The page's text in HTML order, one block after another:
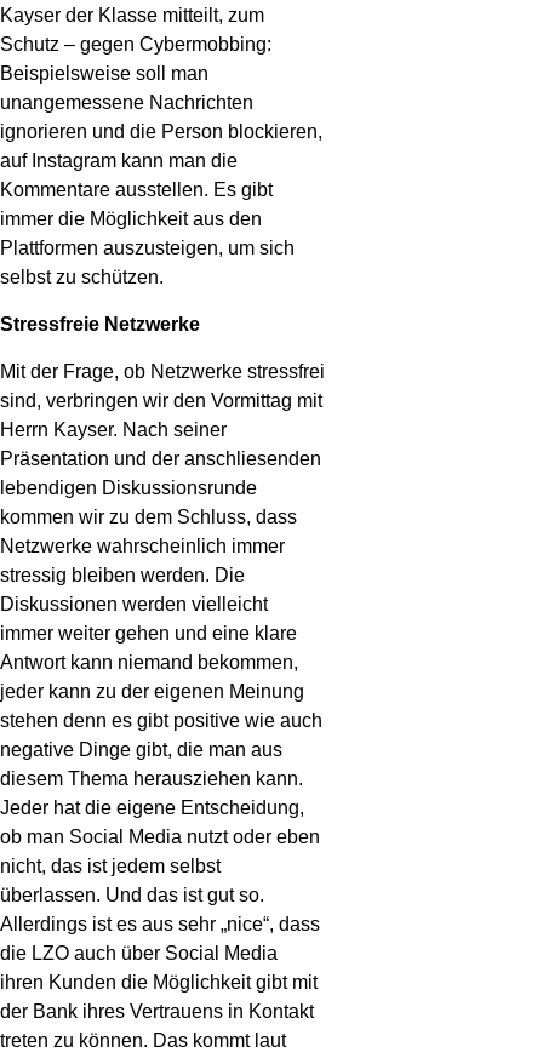
Kayser der Klasse mitteilt, zum
Schutz – gegen Cybermobbing:
Beispielsweise soll man
unangemessene Nachrichten
ignorieren und die Person blockieren,
auf Instagram kann man die
Kommentare ausstellen. Es gibt
immer die Möglichkeit aus den
Plattformen auszusteigen, um sich
selbst zu schützen.
Stressfreie Netzwerke
Mit der Frage, ob Netzwerke stressfrei
sind, verbringen wir den Vormittag mit
Herrn Kayser. Nach seiner
Präsentation und der anschliesenden
lebendigen Diskussionsrunde
kommen wir zu dem Schluss, dass
Netzwerke wahrscheinlich immer
stressig bleiben werden. Die
Diskussionen werden vielleicht
immer weiter gehen und eine klare
Antwort kann niemand bekommen,
jeder kann zu der eigenen Meinung
stehen denn es gibt positive wie auch
negative Dinge gibt, die man aus
diesem Thema herausziehen kann.
Jeder hat die eigene Entscheidung,
ob man Social Media nutzt oder eben
nicht, das ist jedem selbst
überlassen. Und das ist gut so.
Allerdings ist es aus sehr „nice“, dass
die LZO auch über Social Media
ihren Kunden die Möglichkeit gibt mit
der Bank ihres Vertrauens in Kontakt
treten zu können. Das kommt laut